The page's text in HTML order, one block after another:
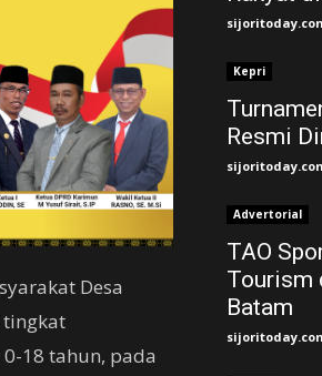
Desa
tingkat
18 tahun, pada
Kepri
Resmi
Advertorial
TAO
Tourism
Batam